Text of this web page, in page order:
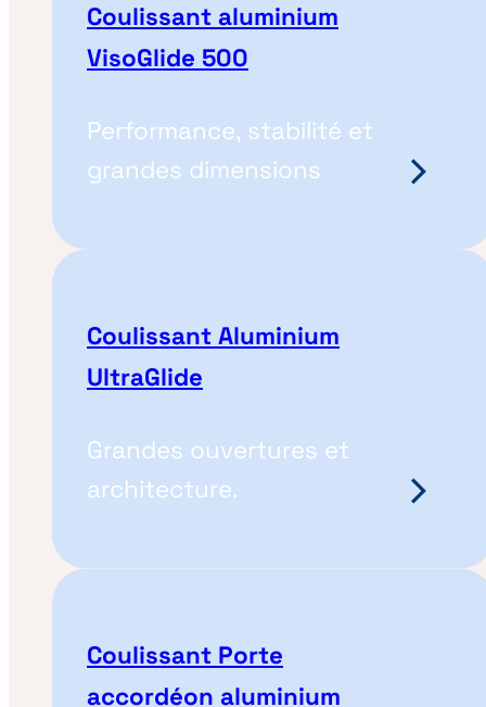
Coulissant aluminium
VisoGlide 500
Performance, stabilité et
grandes dimensions
Coulissant Aluminium
UltraGlide
Grandes ouvertures et
architecture.
Coulissant Porte
accordéon aluminium